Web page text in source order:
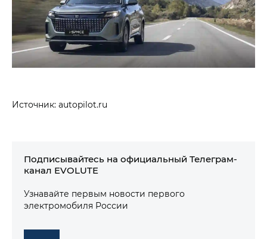
Источник: autopilot.ru
Подписывайтесь на официальный Телеграм-
канал EVOLUTE
Узнавайте первым новости первого
электромобиля России